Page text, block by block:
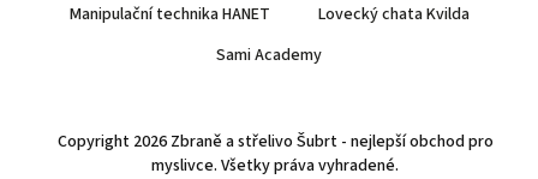
Manipulační technika HANET
Lovecký chata Kvilda
Sami Academy
Copyright 2026 Zbraně a střelivo Šubrt - nejlepší obchod pro
myslivce. Všetky práva vyhradené.